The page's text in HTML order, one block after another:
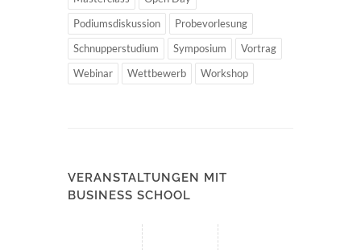
Podiumsdiskussion
Probevorlesung
Schnupperstudium
Symposium
Vortrag
Webinar
Wettbewerb Workshop
VERANSTALTUNGEN MIT
BUSINESS SCHOOL